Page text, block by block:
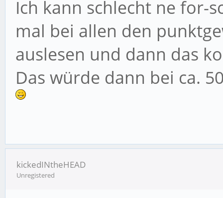
Ich kann schlecht ne for-
mal bei allen den
auslesen und dann das
Das würde dann bei ca.
kickedINtheHEAD
Unregistered